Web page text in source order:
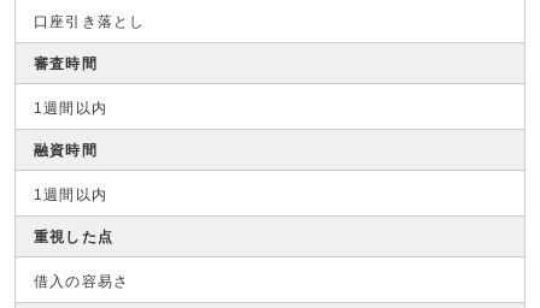
口座引き落とし
審査時間
1週間以内
融資時間
1週間以内
重視した点
借入の容易さ